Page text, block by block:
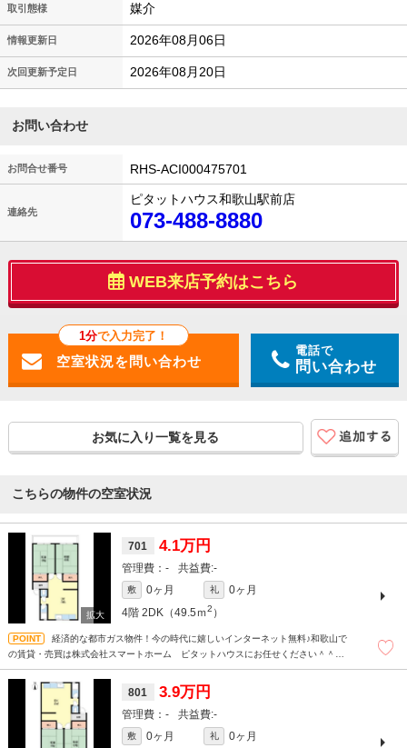
取引態様 媒介
情報更新日 2026年08月06日
次回更新予定日 2026年08月20日
お問い合わせ
お問合せ番号 RHS-ACI000475701
連絡先
ピタットハウス和歌山駅前店
073-488-8880
WEB来店予約はこちら
1分で入力完了！
電話で
問い合わせ
お気に入り一覧を見る
こちらの物件の空室状況
701 4.1万円
- -
敷 0ヶ月 礼
0ヶ月
4階 2DK（49.5ｍ2 ）
経済的な都市ガス物件！今の時代に嬉しいインターネット無料♪和歌山で
の賃貸・売買は株式会社スマートホーム ピタットハウスにお任せください＾＾現
(^^)/☆
801 3.9万円
- -
敷 0ヶ月 礼
0ヶ月